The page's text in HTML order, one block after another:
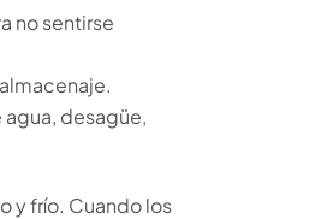
no sentirse
desagüe,
y frío. Cuando los